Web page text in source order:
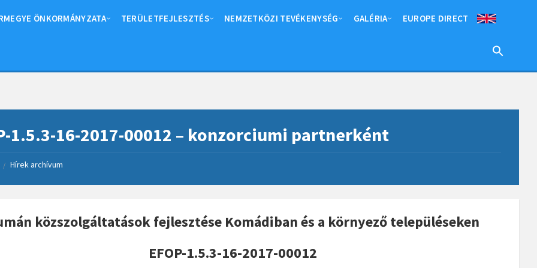
ÖNKORMÁNYZATA TERÜLETFEJLESZTÉS NEMZETKÖZI TEVÉKENYSÉG GALÉRIA EUROPE DIRECT
1.5.3-16-2017-00012 – konzorciumi partnerként
/ Hírek archívum
közszolgáltatások fejlesztése Komádiban és a környező településeken
EFOP-1.5.3-16-2017-00012